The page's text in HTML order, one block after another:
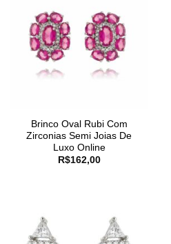
Brinco Oval Rubi Com
Zirconias Semi Joias De
Luxo Online
R$162,00